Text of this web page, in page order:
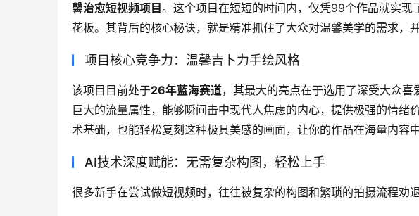
馨治愈短视频项目 。这个项目在短短的时间内，仅凭99个作品就实现
花板。其背后的核心秘诀，就是精准抓住了大众对温馨美学的需求，
项目核心竞争力：温馨吉卜力手绘风格
该项目目前处于26年蓝海赛道，其最大的亮点在于选用了深受大众喜
巨大的流量属性，能够瞬间击中现代人焦虑的内心，提供极强的情绪
术基础，也能轻松复刻这种极具美感的画面，让你的作品在海量内容中
AI技术深度赋能：无需复杂构图，轻松上手
很多新手在尝试做短视频时，往往被复杂的构图和繁琐的拍摄流程劝